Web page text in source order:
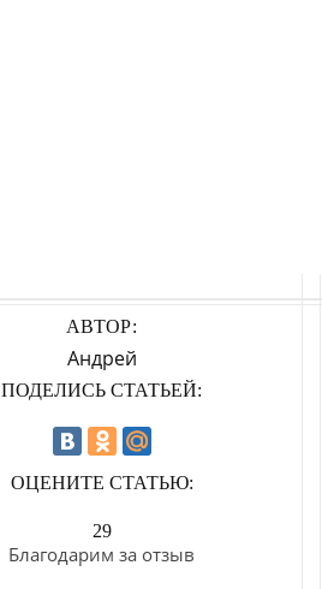
АВТОР:
Андрей
ПОДЕЛИСЬ СТАТЬЕЙ:
ОЦЕНИТЕ СТАТЬЮ:
29
Благодарим за отзыв